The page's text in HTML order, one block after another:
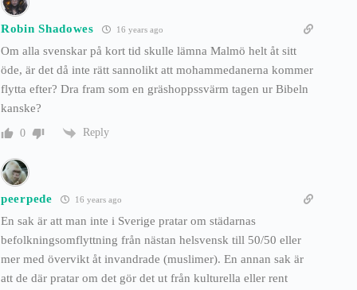
Robin Shadowes 16 years ago
Om alla svenskar på kort tid skulle lämna Malmö helt åt sitt
öde, är det då inte rätt sannolikt att mohammedanerna kommer
flytta efter? Dra fram som en gräshoppssvärm tagen ur Bibeln
kanske?
0 Reply
peerpede 16 years ago
En sak är att man inte i Sverige pratar om städarnas
befolkningsomflyttning från nästan helsvensk till 50/50 eller
mer med övervikt åt invandrade (muslimer). En annan sak är
att de där pratar om det gör det ut från kulturella eller rent